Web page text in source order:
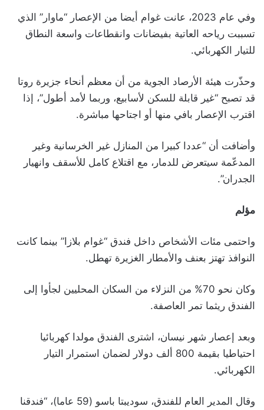
وفي عام 2023، عانت غوام أيضا من الإعصار “ماوار” الذي
تسببت رياحه العاتية بفيضانات وانقطاعات واسعة النطاق
للتيار الكهربائي.
وحذّرت هيئة الأرصاد الجوية من أن معظم أنحاء جزيرة روتا
قد تصبح “غير قابلة للسكن لأسابيع، وربما لأمد أطول”، إذا
اقترب الإعصار بافي منها أو اجتاحها مباشرة.
وأضافت أن “عددا كبيرا من المنازل غير الخرسانية وغير
المدعّمة سيتعرض للدمار، مع اقتلاع كامل للأسقف وانهيار
الجدران”.
مؤلم
واحتمى مئات الأشخاص داخل فندق “غوام بلازا” بينما كانت
النوافذ تهتز بعنف والأمطار الغزيرة تهطل.
وكان نحو 70% من النزلاء من السكان المحليين لجأوا إلى
الفندق ريثما تمر العاصفة.
وبعد إعصار شهر نيسان، اشترى الفندق مولدا كهربائيا
احتياطيا بقيمة 800 ألف دولار لضمان استمرار التيار
الكهربائي.
وقال المدير العام للفندق، سوديبتا باسو (59 عاما)، “فندقنا